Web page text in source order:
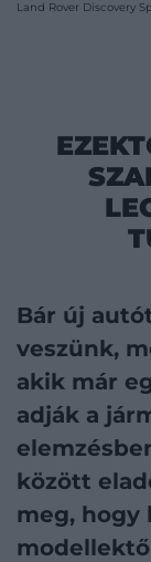
Land Rover Discovery
Bár új
veszünk,
akik már
adják a
között
meg, hogy